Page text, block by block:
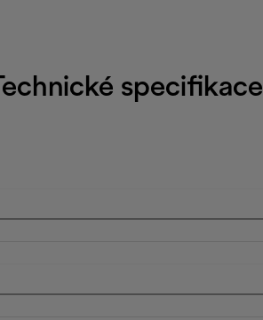
Technické specifikace